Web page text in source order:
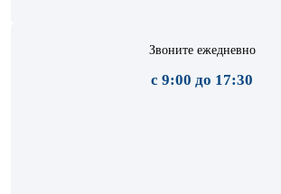
Звоните ежедневно
с 9:00 до 17:30